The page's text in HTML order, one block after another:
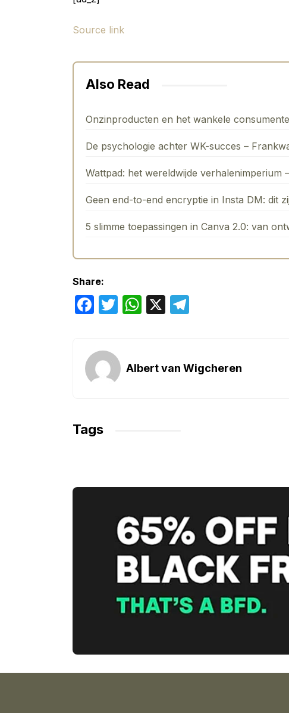
Source link
Also Read
Onzinproducten en het wankele
De psychologie achter WK-succes –
Wattpad: het wereldwijde verhalenimperium
Geen end-to-end encryptie in Insta DM: dit
5 slimme toepassingen in Canva 2.0: van
Share:
F
e
b
k
T
er
W
s
X
gr
a
Albert van Wigcheren
Tags